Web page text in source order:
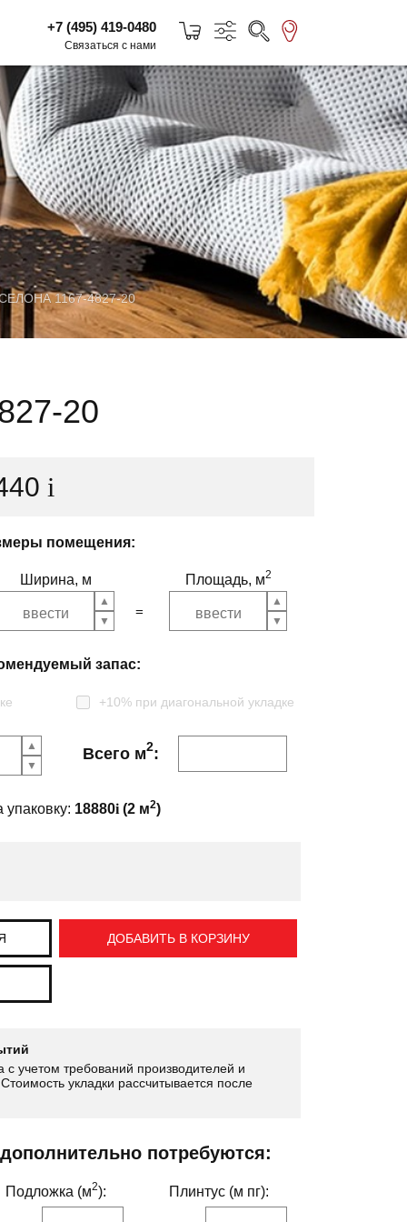
+7 (495) 419-0480
Связаться с нами
1167-4827-20
20
i
помещения:
Ширина, м Площадь, м2
запас:
+10% при диагональной укладке
Всего м2:
упаковку: 18880i (2 м2)
ДОБАВИТЬ В КОРЗИНУ
учетом требований производителей и
укладки рассчитывается после
потребуются:
Подложка (м2): Плинтус (м пг):